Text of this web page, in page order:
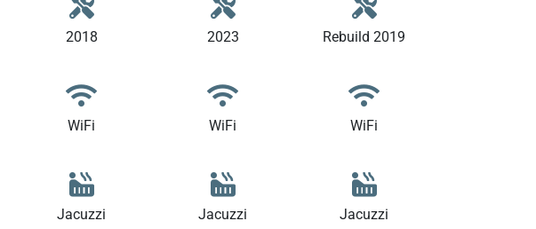
2018 2023 Rebuild 2019
WiFi WiFi WiFi
Jacuzzi Jacuzzi Jacuzzi